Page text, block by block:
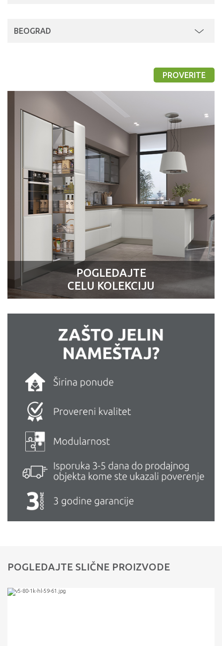
BEOGRAD
PROVERITE
POGLEDAJTE
CELU KOLEKCIJU
POGLEDAJTE SLIČNE PROIZVODE